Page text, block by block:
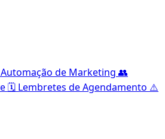
Automação de Marketing 👥
🗓️ Lembretes de Agendamento ⚠️